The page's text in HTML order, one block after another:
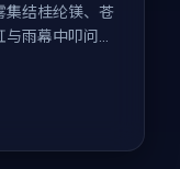
集结桂纶镁、苍
雨幕中叩问人